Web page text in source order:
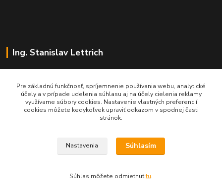
Ing. Stanislav Lettrich
+421 905 545 198
NONSTOP
Pre základnú funkčnosť, spríjemnenie používania webu, analytické
účely a v prípade udelenia súhlasu aj na účely cielenia reklamy
využívame súbory cookies. Nastavenie vlastných preferencií
cookies môžete kedykoľvek upraviť odkazom v spodnej časti
stránok.
Nastavenia Súhlasím
Súhlas môžete odmietnuťtu.